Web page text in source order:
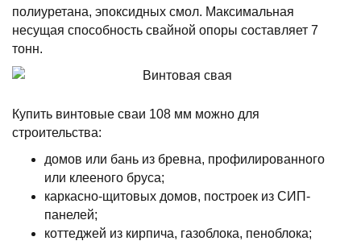
полиуретана, эпоксидных смол. Максимальная
несущая способность свайной опоры составляет 7
тонн.
Купить винтовые сваи 108 мм можно для
строительства:
домов или бань из бревна, профилированного
или клееного бруса;
каркасно-щитовых домов, построек из СИП-
панелей;
коттеджей из кирпича, газоблока, пеноблока;